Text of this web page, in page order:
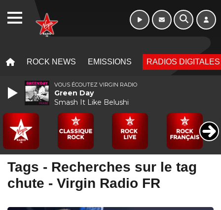
ROCK NEWS EMISSIONS RADIOS DIGITALES
Tags - Recherches sur le tag
chute - Virgin Radio FR
VOUS ÉCOUTEZ VIRGIN RADIO
Green Day
Smash It Like Belushi
WEBRADIO Week-end de 16h
à 20h